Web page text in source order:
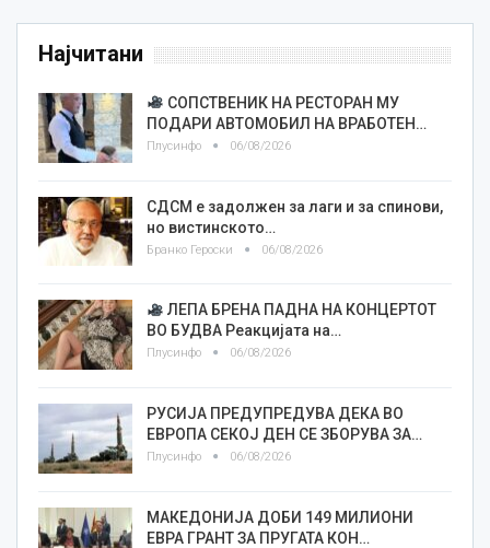
Најчитани
СОПСТВЕНИК НА РЕСТОРАН МУ
ПОДАРИ АВТОМОБИЛ НА ВРАБОТЕН…
Плусинфо 06/08/2026
СДСМ е задолжен за лаги и за спинови,
но вистинското…
Бранко Героски 06/08/2026
ЛЕПА БРЕНА ПАДНА НА КОНЦЕРТОТ
ВО БУДВА Реакцијата на…
Плусинфо 06/08/2026
РУСИЈА ПРЕДУПРЕДУВА ДЕКА ВО
ЕВРОПА СЕКОЈ ДЕН СЕ ЗБОРУВА ЗА…
Плусинфо 06/08/2026
МАКЕДОНИЈА ДОБИ 149 МИЛИОНИ
ЕВРА ГРАНТ ЗА ПРУГАТА КОН…